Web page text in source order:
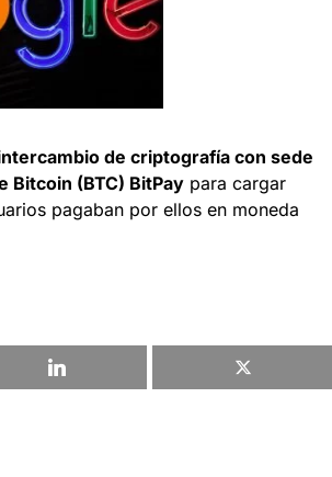
de criptografía con sede
Bitcoin (BTC) BitPay para cargar
pagaban por ellos en moneda